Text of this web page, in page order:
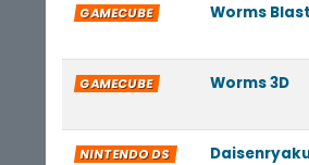
GAMECUBE Worms Blast
GAMECUBE Worms 3D
NINTENDO DS